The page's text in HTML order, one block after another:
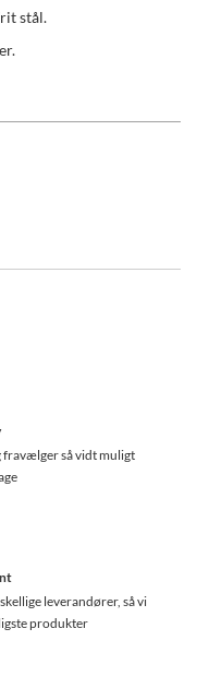
stål.
fravælger så vidt muligt
leverandører, så vi
produkter